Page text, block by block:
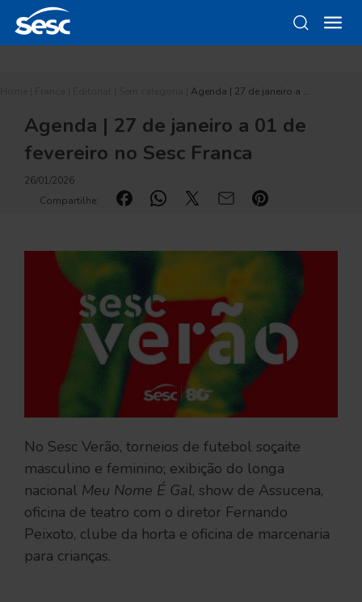
Agenda | 27 de janeiro a …
Agenda | 27 de janeiro a 01 de
fevereiro no Sesc Franca
26/01/2026
Compartilhe:
No Sesc Verão, torneios de futebol soçaite
masculino e feminino; exibição do longa
nacional Meu Nome É Gal, show de Assucena,
oficina de teatro com o diretor Fernando
Peixoto, clube da horta e oficina de marcenaria
para crianças.